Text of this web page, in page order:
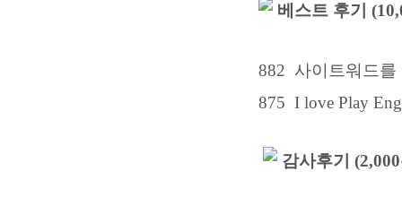
베스트 후기
882 사이트워드
875 I love Play
감사후기